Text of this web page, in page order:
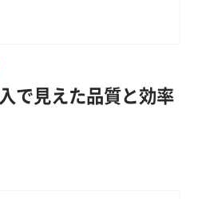
で見えた品質と効率